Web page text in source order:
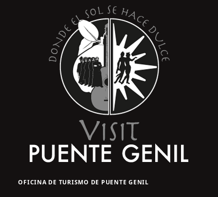
OFICINA DE TURISMO DE PUENTE GENIL